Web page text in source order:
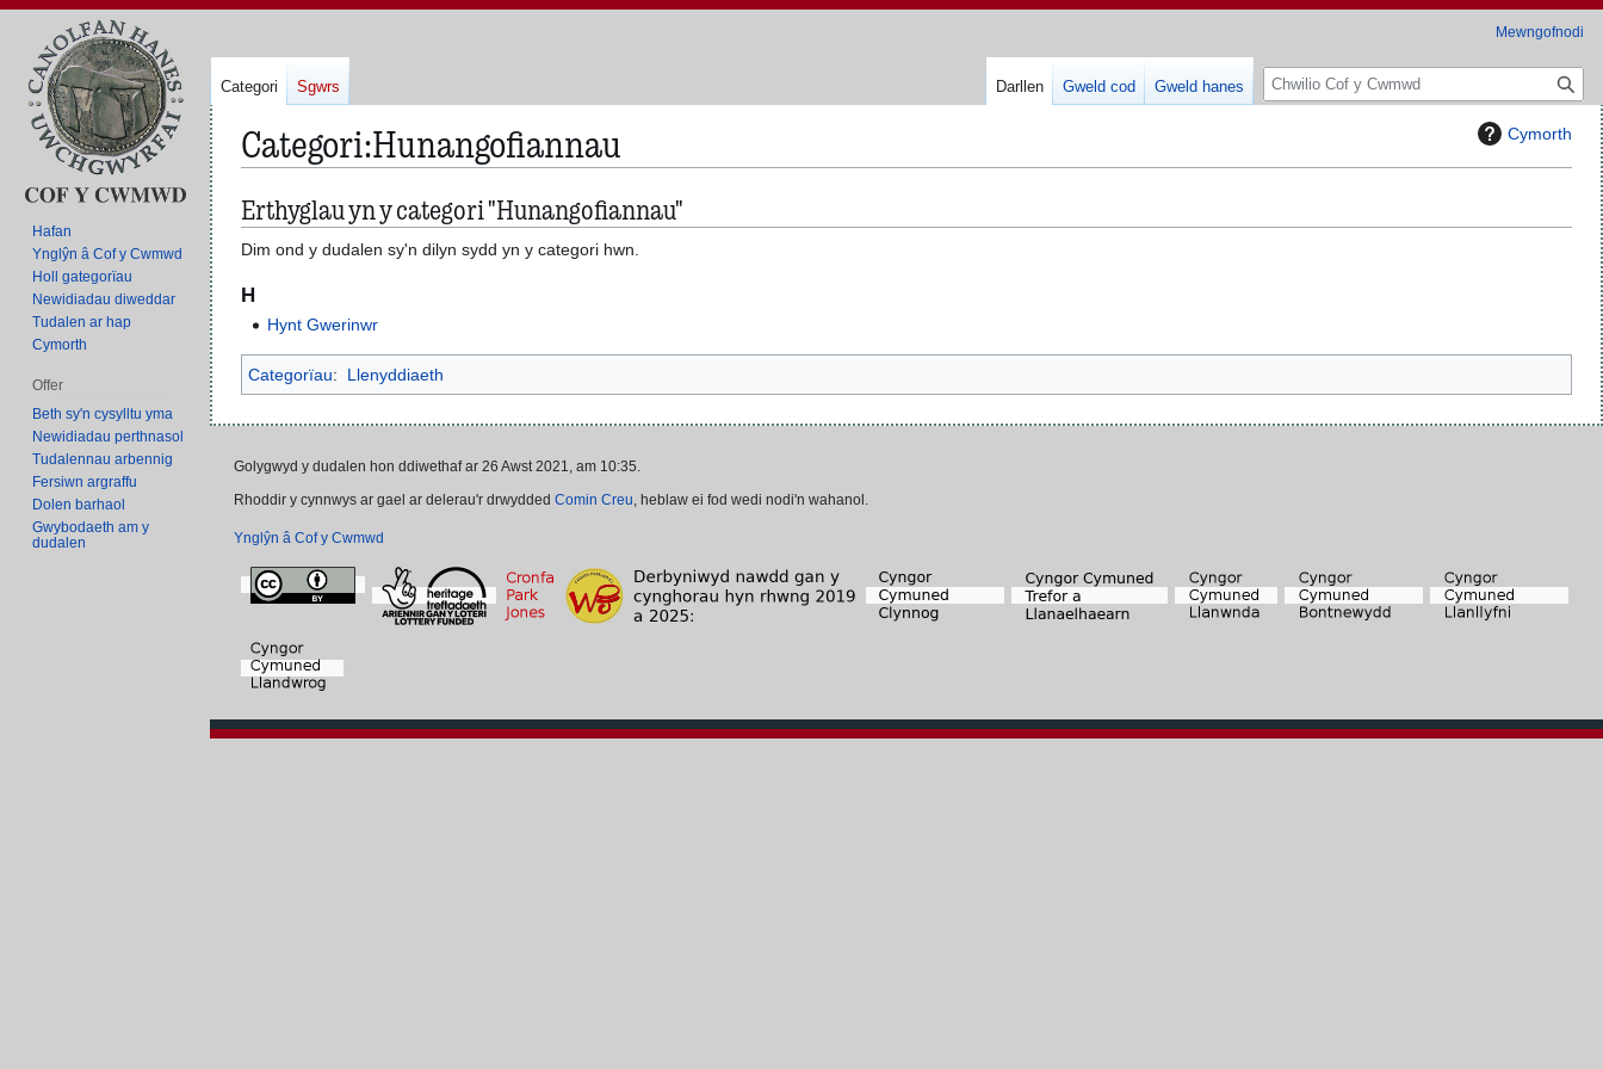
Cymorth
Categori:Hunangofiannau
Neidio
i'r
panel
llywio
Neidio
i'r
bar
chwilio
Erthyglau yn y categori "Hunangofiannau"
Dim ond y dudalen sy'n dilyn sydd yn y categori hwn.
H
Hynt Gwerinwr
Categorïau: Llenyddiaeth
Mewngofnodi
Categori Sgwrs Darllen Gweld cod Gweld hanes
C
h
Hafan
Ynglŷn â Cof y Cwmwd
Holl gategorïau
Newidiadau diweddar
Tudalen ar hap
Cymorth
Offer
Beth sy'n cysylltu yma
Newidiadau perthnasol
Tudalennau arbennig
Fersiwn argraffu
Dolen barhaol
Gwybodaeth am y
dudalen
Golygwyd y dudalen hon ddiwethaf ar 26 Awst 2021, am 10:35.
Rhoddir y cynnwys ar gael ar delerau'r drwydded Comin Creu, heblaw ei fod wedi nodi'n wahanol.
Ynglŷn â Cof y Cwmwd